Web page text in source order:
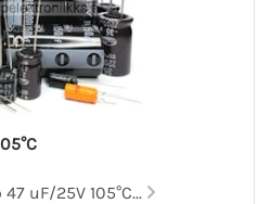
uF/25V 105°C...